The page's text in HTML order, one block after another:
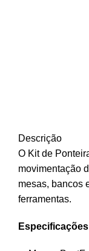
Descrição
O Kit de
movimentação
mesas, bancos
ferramentas.